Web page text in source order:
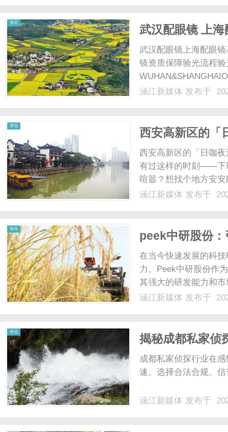
资讯
武汉配眼镜 上海
武汉配眼镜上海配眼
镜资质保障验光流程
配镜的写字楼眼镜店
涵江新媒体 发布于
资讯
西安高新区的「
晚容纳温柔
西安高新区的「日咖
有过这样的时刻——下
喧嚣？想找个地方安
面？周末想约三五好
涵江新媒体 发布于
资讯
peek中研股份
在当今快速发展的科
力。Peek中研股份作
其强大的研发能力和
讨Peek中研股份的企
涵江新媒体 发布于
资讯
揭秘成都私家侦
成都私家侦探行业在
速。选择合法合规、
涵江新媒体 发布于